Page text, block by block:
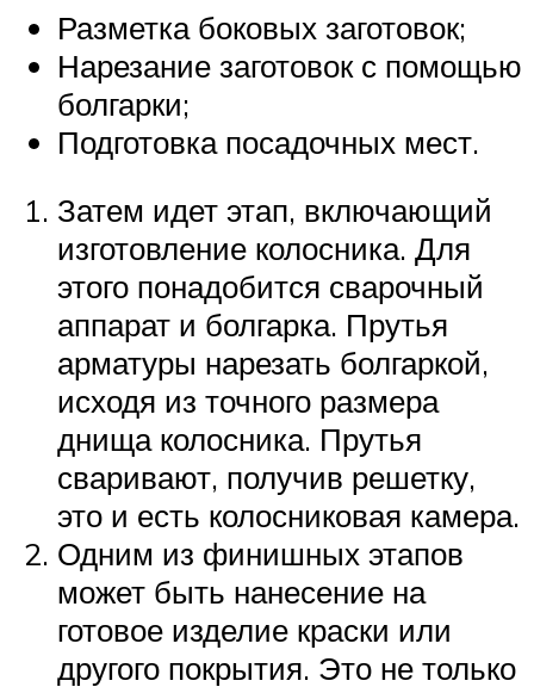
Разметка боковых заготовок;
Нарезание заготовок с помощью
болгарки;
Подготовка посадочных мест.
Затем идет этап, включающий
изготовление колосника. Для
этого понадобится сварочный
аппарат и болгарка. Прутья
арматуры нарезать болгаркой,
исходя из точного размера
днища колосника. Прутья
сваривают, получив решетку,
это и есть колосниковая камера.
Одним из финишных этапов
может быть нанесение на
готовое изделие краски или
другого покрытия. Это не только